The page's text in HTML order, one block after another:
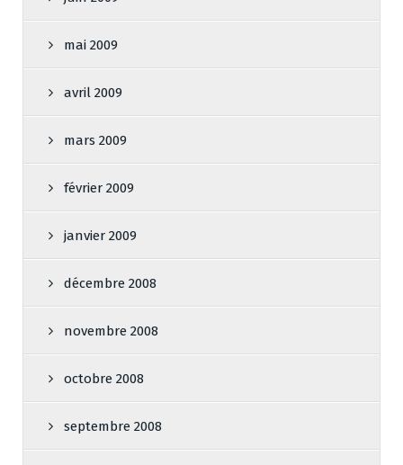
mai 2009
avril 2009
mars 2009
février 2009
janvier 2009
décembre 2008
novembre 2008
octobre 2008
septembre 2008